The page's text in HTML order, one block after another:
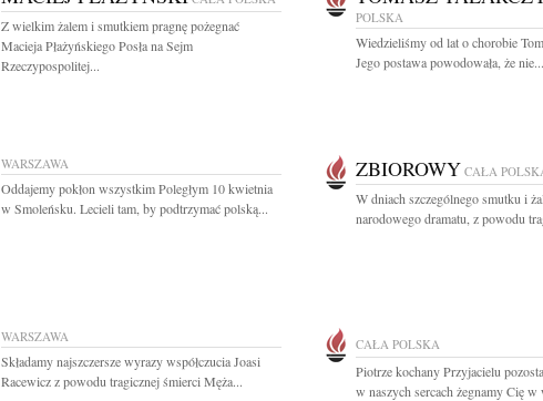
Z wielkim żalem i smutkiem pragnę pożegnać
Macieja Płażyńskiego Posła na Sejm
Rzeczypospolitej...
POLSKA
Wiedzieliśmy od lat o chorobie
Jego postawa powodowała, że nie...
WARSZAWA
Oddajemy pokłon wszystkim Poległym 10 kwietnia
w Smoleńsku. Lecieli tam, by podtrzymać polską...
ZBIOROWY CAŁA
W dniach szczególnego smutku i
narodowego dramatu, z powodu
WARSZAWA
Składamy najszczersze wyrazy współczucia Joasi
Racewicz z powodu tragicznej śmierci Męża...
CAŁA POLSKA
Piotrze kochany Przyjacielu
w naszych sercach żegnamy Cię